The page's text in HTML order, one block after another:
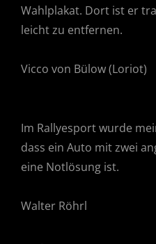
Wahlplakat. Dort ist er
leicht zu entfernen.
Vicco von Bülow (Loriot)
Im Rallyesport wurde
dass ein Auto mit zwei
eine Notlösung ist.
Walter Röhrl